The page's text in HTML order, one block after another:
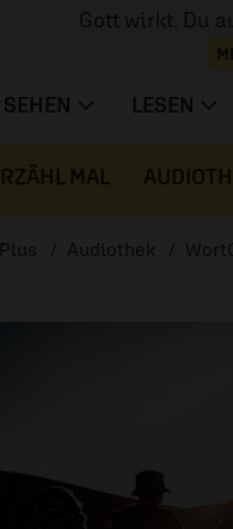
Gott wirkt. Du
LESEN
MAL
Audiothek